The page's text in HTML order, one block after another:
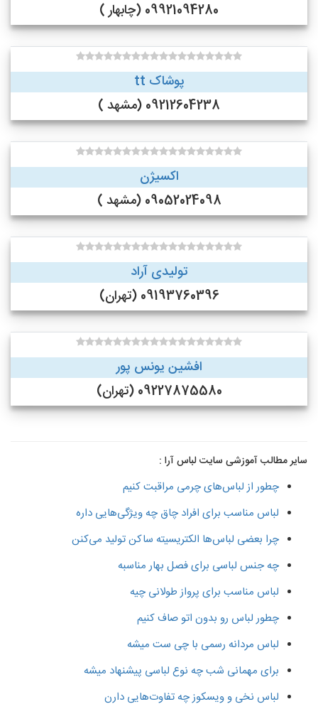
09921094280 (چابهار )
پوشاک tt
09212604238 (مشهد )
اکسیژن
09052024098 (مشهد )
تولیدی آراد
09193760396 (تهران)
افشین یونس پور
09227875580 (تهران)
سایر مطالب آموزشی سایت لباس آرا :
چطور از لباس‌های چرمی مراقبت کنیم
لباس مناسب برای افراد چاق چه ویژگی‌هایی داره
چرا بعضی لباس‌ها الکتریسیته ساکن تولید می‌کنن
چه جنس لباسی برای فصل بهار مناسبه
لباس مناسب برای پرواز طولانی چیه
چطور لباس رو بدون اتو صاف کنیم
لباس مردانه رسمی با چی ست میشه
برای مهمانی شب چه نوع لباسی پیشنهاد میشه
لباس نخی و ویسکوز چه تفاوت‌هایی دارن